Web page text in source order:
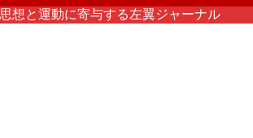
想と運動に寄与する左翼ジャーナル